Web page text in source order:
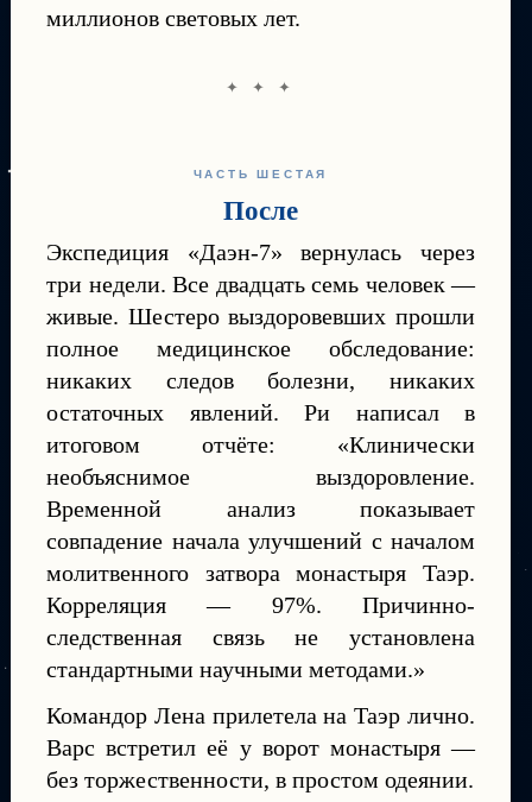
миллионов световых лет.
✦ ✦ ✦
ЧАСТЬ ШЕСТАЯ
После
Экспедиция «Даэн-7» вернулась через
три недели. Все двадцать семь человек —
живые. Шестеро выздоровевших прошли
полное медицинское обследование:
никаких следов болезни, никаких
остаточных явлений. Ри написал в
итоговом отчёте: «Клинически
необъяснимое выздоровление.
Временной анализ показывает
совпадение начала улучшений с началом
молитвенного затвора монастыря Таэр.
Корреляция — 97%. Причинно-
следственная связь не установлена
стандартными научными методами.»
Командор Лена прилетела на Таэр лично.
Варс встретил её у ворот монастыря —
без торжественности, в простом одеянии.